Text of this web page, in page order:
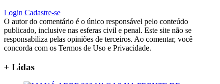
Login Cadastre-se
O autor do comentário é o único responsável pelo conteúdo
publicado, inclusive nas esferas civil e penal. Este site não se
responsabiliza pelas opiniões de terceiros. Ao comentar, você
concorda com os Termos de Uso e Privacidade.
+ Lidas